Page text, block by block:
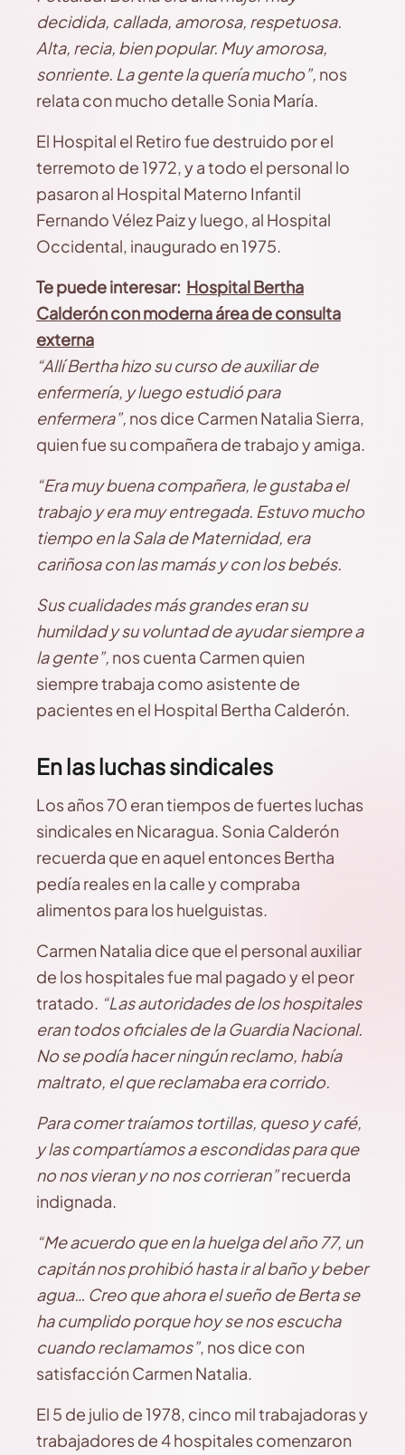
decidida, callada, amorosa, respetuosa.
Alta, recia, bien popular. Muy amorosa,
sonriente. La gente la quería mucho”, nos
relata con mucho detalle Sonia María.
El Hospital el Retiro fue destruido por el
terremoto de 1972, y a todo el personal lo
pasaron al Hospital Materno Infantil
Fernando Vélez Paiz y luego, al Hospital
Occidental, inaugurado en 1975.
Te puede interesar: Hospital Bertha
Calderón con moderna área de consulta
externa
“Allí Bertha hizo su curso de auxiliar de
enfermería, y luego estudió para
enfermera”, nos dice Carmen Natalia Sierra,
quien fue su compañera de trabajo y amiga.
“Era muy buena compañera, le gustaba el
trabajo y era muy entregada. Estuvo mucho
tiempo en la Sala de Maternidad, era
cariñosa con las mamás y con los bebés.
Sus cualidades más grandes eran su
humildad y su voluntad de ayudar siempre a
la gente”, nos cuenta Carmen quien
siempre trabaja como asistente de
pacientes en el Hospital Bertha Calderón.
En las luchas sindicales
Los años 70 eran tiempos de fuertes luchas
sindicales en Nicaragua. Sonia Calderón
recuerda que en aquel entonces Bertha
pedía reales en la calle y compraba
alimentos para los huelguistas.
Carmen Natalia dice que el personal auxiliar
de los hospitales fue mal pagado y el peor
tratado. “Las autoridades de los hospitales
eran todos oficiales de la Guardia Nacional.
No se podía hacer ningún reclamo, había
maltrato, el que reclamaba era corrido.
Para comer traíamos tortillas, queso y café,
y las compartíamos a escondidas para que
no nos vieran y no nos corrieran”recuerda
indignada.
“Me acuerdo que en la huelga del año 77, un
capitán nos prohibió hasta ir al baño y beber
agua… Creo que ahora el sueño de Berta se
ha cumplido porque hoy se nos escucha
cuando reclamamos”, nos dice con
satisfacción Carmen Natalia.
El 5 de julio de 1978, cinco mil trabajadoras y
trabajadores de 4 hospitales comenzaron